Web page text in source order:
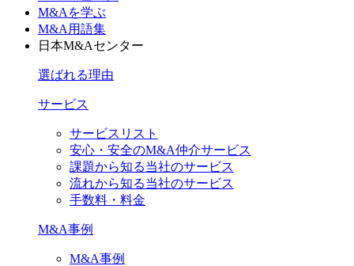
M&Aを学ぶ
M&A用語集
日本M&Aセンター
選ばれる理由
サービス
サービスリスト
安心・安全のM&A仲介サービス
課題から知る当社のサービス
流れから知る当社のサービス
手数料・料金
M&A事例
M&A事例